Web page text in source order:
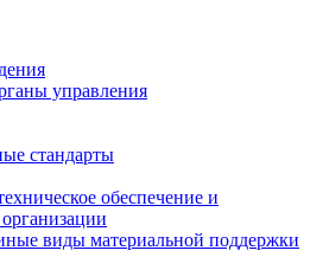
управления
стандарты
обеспечение и
виды материальной поддержки